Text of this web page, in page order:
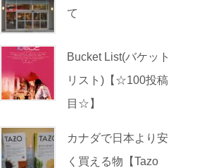
て
Bucket List(バケット
リスト)【☆100投稿
目☆】
カナダで日本より安
く買える物【Tazo